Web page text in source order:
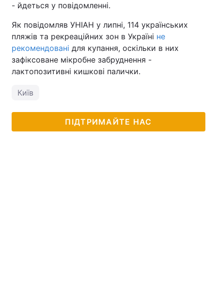
- йдеться у повідомленні.
Як повідомляв УНІАН у липні, 114 українських
пляжів та рекреаційних зон в Україні не
рекомендовані для купання, оскільки в них
зафіксоване мікробне забруднення -
лактопозитивні кишкові палички.
Київ
ПІДТРИМАЙТЕ НАС